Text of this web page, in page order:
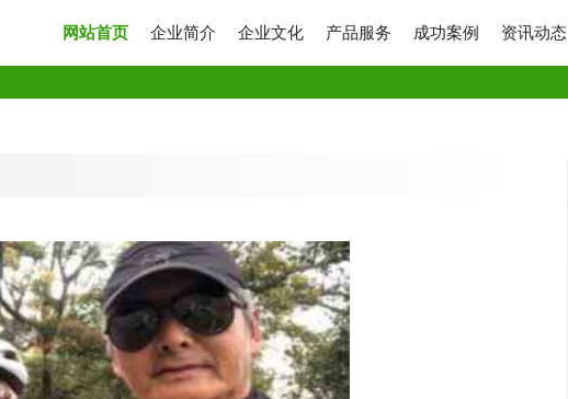
网站首页 企业简介 企业文化 产品服务 成功案例 资讯动态